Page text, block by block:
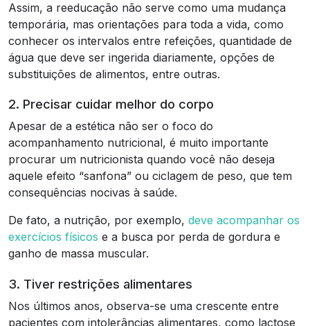
Assim, a reeducação não serve como uma mudança
temporária, mas orientações para toda a vida, como
conhecer os intervalos entre refeições, quantidade de
água que deve ser ingerida diariamente, opções de
substituições de alimentos, entre outras.
2. Precisar cuidar melhor do corpo
Apesar de a estética não ser o foco do
acompanhamento nutricional, é muito importante
procurar um nutricionista quando você não deseja
aquele efeito “sanfona” ou ciclagem de peso, que tem
consequências nocivas à saúde.
De fato, a nutrição, por exemplo, deve acompanhar os
exercícios físicos e a busca por perda de gordura e
ganho de massa muscular.
3. Tiver restrições alimentares
Nos últimos anos, observa-se uma crescente entre
pacientes com intolerâncias alimentares, como lactose